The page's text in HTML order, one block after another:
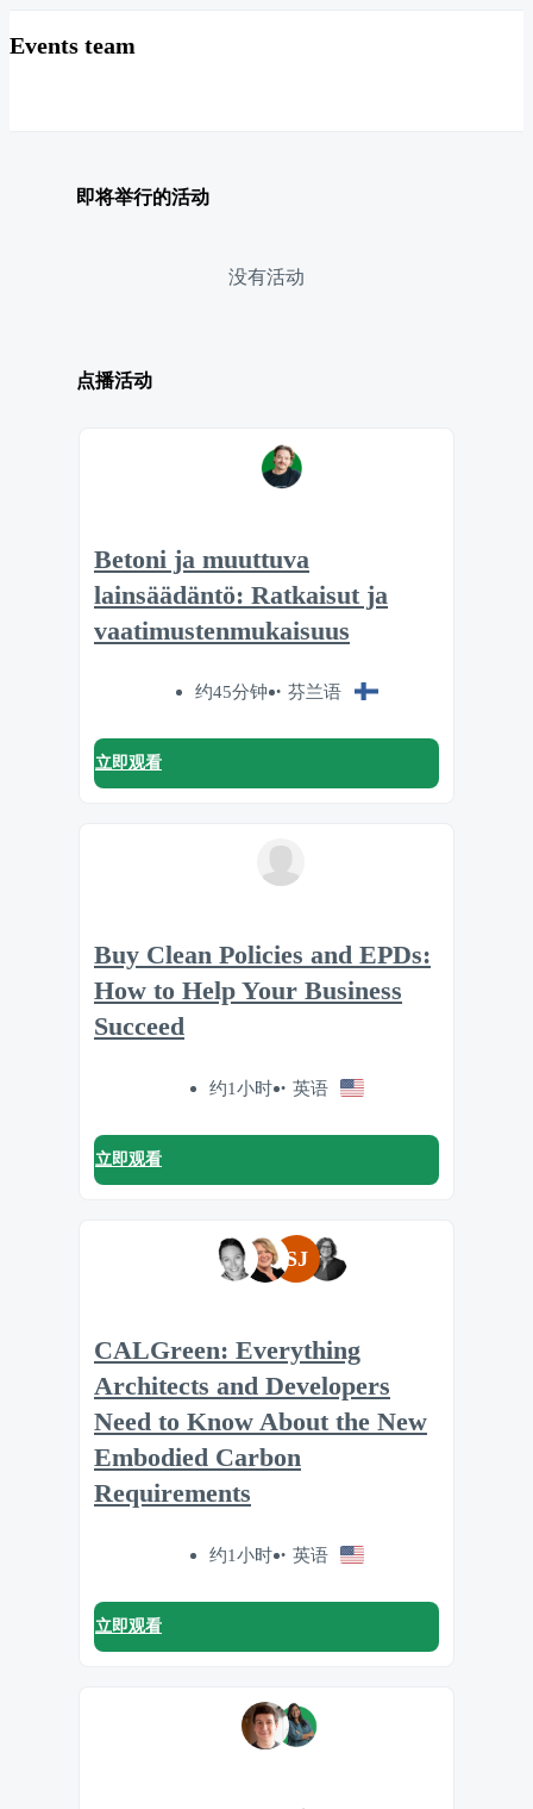
Events team
即将举行的活动
没有活动
点播活动
Betoni ja muuttuva
lainsäädäntö: Ratkaisut ja
vaatimustenmukaisuus
约45分钟 芬兰语
立即观看
Buy Clean Policies and EPDs:
How to Help Your Business
Succeed
约1小时 英语
立即观看
SJ
CALGreen: Everything
Architects and Developers
Need to Know About the New
Embodied Carbon
Requirements
约1小时 英语
立即观看